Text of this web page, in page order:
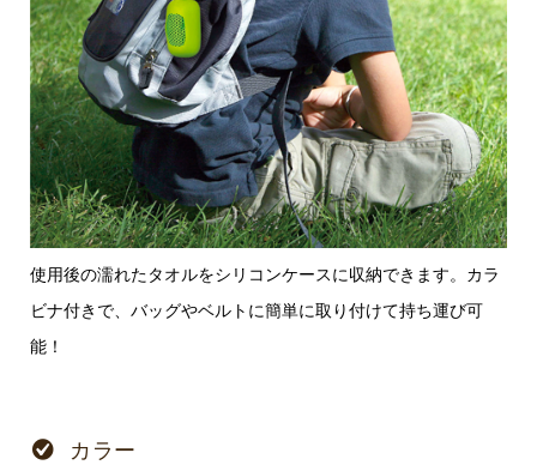
使用後の濡れたタオルをシリコンケースに収納できます。カラ
ビナ付きで、バッグやベルトに簡単に取り付けて持ち運び可
能！
カラー